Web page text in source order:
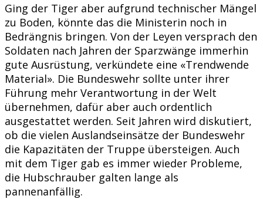
Ging der Tiger aber aufgrund technischer Mängel
zu Boden, könnte das die Ministerin noch in
Bedrängnis bringen. Von der Leyen versprach den
Soldaten nach Jahren der Sparzwänge immerhin
gute Ausrüstung, verkündete eine «Trendwende
Material». Die Bundeswehr sollte unter ihrer
Führung mehr Verantwortung in der Welt
übernehmen, dafür aber auch ordentlich
ausgestattet werden. Seit Jahren wird diskutiert,
ob die vielen Auslandseinsätze der Bundeswehr
die Kapazitäten der Truppe übersteigen. Auch
mit dem Tiger gab es immer wieder Probleme,
die Hubschrauber galten lange als
pannenanfällig.